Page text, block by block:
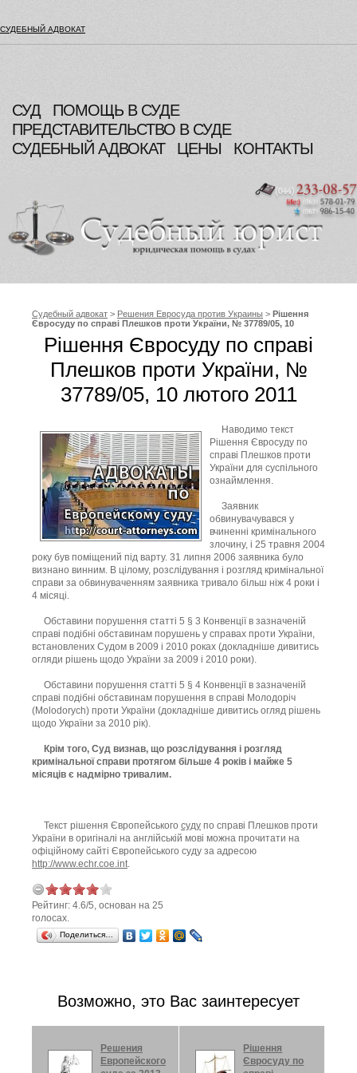
СУДЕБНЫЙ АДВОКАТ
СУД
ПОМОЩЬ В СУДЕ
ПРЕДСТАВИТЕЛЬСТВО В СУДЕ
СУДЕБНЫЙ АДВОКАТ
ЦЕНЫ КОНТАКТЫ
Судебный адвокат > Решения Евросуда против Украины > Рішення
Євросуду по справі Плешков проти України, № 37789/05, 10
Рішення Євросуду по справі
Плешков проти України, №
37789/05, 10 лютого 2011
Наводимо текст
Рішення Євросуду по
справі Плешков проти
України для суспільного
ознаймлення.
Заявник
обвинувачувався у
вчиненні кримінального
злочину, і 25 травня 2004
року був поміщений під варту. 31 липня 2006 заявника було
визнано винним. В цілому, розслідування і розгляд кримінальної
справи за обвинуваченням заявника тривало більш ніж 4 роки і
4 місяці.
Обставини порушення статті 5 § 3 Конвенції в зазначеній
справі подібні обставинам порушень у справах проти України,
встановлених Судом в 2009 і 2010 роках (докладніше дивитись
огляди рішень щодо України за 2009 і 2010 роки).
Обставини порушення статті 5 § 4 Конвенції в зазначеній
справі подібні обставинам порушення в справі Молодоріч
(Molodorych) проти України (докладніше дивитись огляд рішень
щодо України за 2010 рік).
Крім того, Суд визнав, що розслідування і розгляд
кримінальної справи протягом більше 4 років і майже 5
місяців є надмірно тривалим.
Текст рішення Європейського суду по справі Плешков проти
України в оригіналі на англійській мові можна прочитати на
офіційному сайті Європейського суду за адресою
http://www.echr.coe.int.
Рейтинг: 4.6/5, основан на 25
голосах.
Поделиться…
Возможно, это Вас заинтересует
Решения
Европейского
Рішення
Євросуду по